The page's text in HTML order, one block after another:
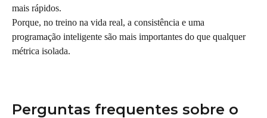
mais rápidos.
Porque, no treino na vida real, a consistência e uma
programação inteligente são mais importantes do que qualquer
métrica isolada.
Perguntas frequentes sobre o